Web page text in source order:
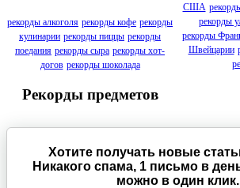
рекорды алкоголя рекорды кофе рекорды
кулинарии рекорды пиццы рекорды
поедания рекорды сыра рекорды хот-
догов рекорды шоколада
Рекорды предметов
США
рекорды
рекорды
Швейцарии
Хотите получать новые
Никакого спама, 1 письмо в
можно в один клик.